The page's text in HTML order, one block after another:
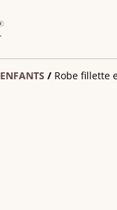
ENFANTS / Robe fillette